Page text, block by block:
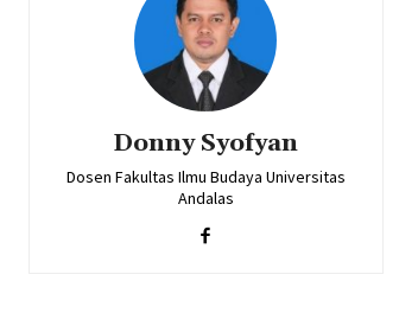
Donny Syofyan
Dosen Fakultas Ilmu Budaya Universitas
Andalas